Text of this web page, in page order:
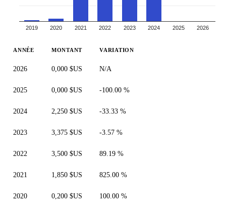
2019 2020 2021 2022 2023 2024 2025 2026
ANNÉE MONTANT VARIATION
2026 0,000 $US N/A
2025 0,000 $US -100.00 %
2024 2,250 $US -33.33 %
2023 3,375 $US -3.57 %
2022 3,500 $US 89.19 %
2021 1,850 $US 825.00 %
2020 0,200 $US 100.00 %